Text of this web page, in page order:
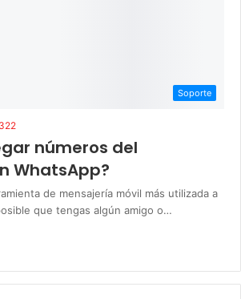
Soporte
números del
WhatsApp?
de mensajería móvil más utilizada a
que tengas algún amigo o…